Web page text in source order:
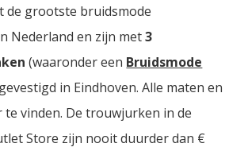
de grootste bruidsmode
Nederland en zijn met3
(waaronder een Bruidsmode
in Eindhoven. Alle maten en
vinden. De trouwjurken in de
Store zijn nooit duurder dan €